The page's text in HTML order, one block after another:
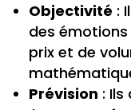
Objectivité :
des
prix et de
Prévision :